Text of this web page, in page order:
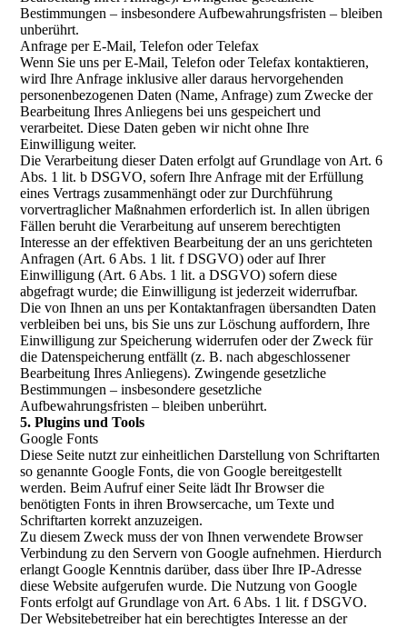
Bestimmungen – insbesondere Aufbewahrungsfristen – bleiben
unberührt.
Anfrage per E-Mail, Telefon oder Telefax
Wenn Sie uns per E-Mail, Telefon oder Telefax kontaktieren,
wird Ihre Anfrage inklusive aller daraus hervorgehenden
personenbezogenen Daten (Name, Anfrage) zum Zwecke der
Bearbeitung Ihres Anliegens bei uns gespeichert und
verarbeitet. Diese Daten geben wir nicht ohne Ihre
Einwilligung weiter.
Die Verarbeitung dieser Daten erfolgt auf Grundlage von Art. 6
Abs. 1 lit. b DSGVO, sofern Ihre Anfrage mit der Erfüllung
eines Vertrags zusammenhängt oder zur Durchführung
vorvertraglicher Maßnahmen erforderlich ist. In allen übrigen
Fällen beruht die Verarbeitung auf unserem berechtigten
Interesse an der effektiven Bearbeitung der an uns gerichteten
Anfragen (Art. 6 Abs. 1 lit. f DSGVO) oder auf Ihrer
Einwilligung (Art. 6 Abs. 1 lit. a DSGVO) sofern diese
abgefragt wurde; die Einwilligung ist jederzeit widerrufbar.
Die von Ihnen an uns per Kontaktanfragen übersandten Daten
verbleiben bei uns, bis Sie uns zur Löschung auffordern, Ihre
Einwilligung zur Speicherung widerrufen oder der Zweck für
die Datenspeicherung entfällt (z. B. nach abgeschlossener
Bearbeitung Ihres Anliegens). Zwingende gesetzliche
Bestimmungen – insbesondere gesetzliche
Aufbewahrungsfristen – bleiben unberührt.
5. Plugins und Tools
Google Fonts
Diese Seite nutzt zur einheitlichen Darstellung von Schriftarten
so genannte Google Fonts, die von Google bereitgestellt
werden. Beim Aufruf einer Seite lädt Ihr Browser die
benötigten Fonts in ihren Browsercache, um Texte und
Schriftarten korrekt anzuzeigen.
Zu diesem Zweck muss der von Ihnen verwendete Browser
Verbindung zu den Servern von Google aufnehmen. Hierdurch
erlangt Google Kenntnis darüber, dass über Ihre IP-Adresse
diese Website aufgerufen wurde. Die Nutzung von Google
Fonts erfolgt auf Grundlage von Art. 6 Abs. 1 lit. f DSGVO.
Der Websitebetreiber hat ein berechtigtes Interesse an der